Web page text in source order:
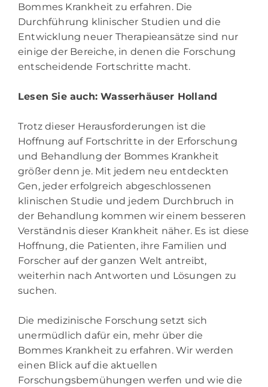
Bommes Krankheit zu erfahren. Die
Durchführung klinischer Studien und die
Entwicklung neuer Therapieansätze sind nur
einige der Bereiche, in denen die Forschung
entscheidende Fortschritte macht.
Lesen Sie auch:Wasserhäuser Holland
Trotz dieser Herausforderungen ist die
Hoffnung auf Fortschritte in der Erforschung
und Behandlung der Bommes Krankheit
größer denn je. Mit jedem neu entdeckten
Gen, jeder erfolgreich abgeschlossenen
klinischen Studie und jedem Durchbruch in
der Behandlung kommen wir einem besseren
Verständnis dieser Krankheit näher. Es ist diese
Hoffnung, die Patienten, ihre Familien und
Forscher auf der ganzen Welt antreibt,
weiterhin nach Antworten und Lösungen zu
suchen.
Die medizinische Forschung setzt sich
unermüdlich dafür ein, mehr über die
Bommes Krankheit zu erfahren. Wir werden
einen Blick auf die aktuellen
Forschungsbemühungen werfen und wie die